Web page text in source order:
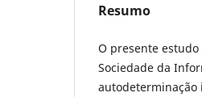
Resumo
O presente
Sociedade da
autodeterminação